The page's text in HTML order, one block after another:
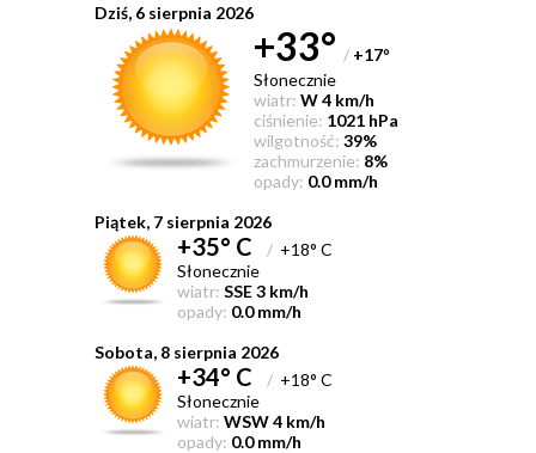
Dziś, 6 sierpnia 2026
+33° / +17°
Słonecznie
wiatr: W 4 km/h
ciśnienie: 1021 hPa
wilgotność: 39%
zachmurzenie: 8%
opady: 0.0 mm/h
Piątek, 7 sierpnia 2026
+35° C /+18° C
Słonecznie
wiatr: SSE 3 km/h
opady: 0.0 mm/h
Sobota, 8 sierpnia 2026
+34° C /+18° C
Słonecznie
wiatr: WSW 4 km/h
opady: 0.0 mm/h